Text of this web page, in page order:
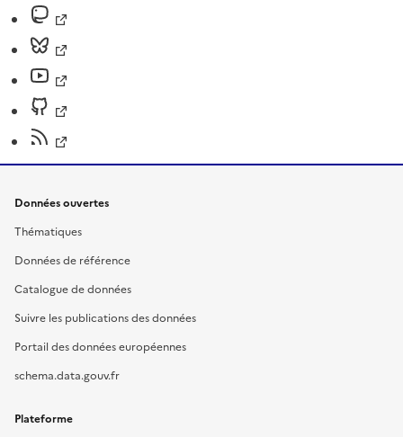
Données ouvertes
Thématiques
Données de référence
Catalogue de données
Suivre les publications des données
Portail des données européennes
schema.data.gouv.fr
Plateforme